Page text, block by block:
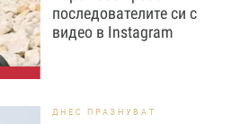
последователите си с
видео в Instagram
ДНЕС ПРАЗНУВАТ